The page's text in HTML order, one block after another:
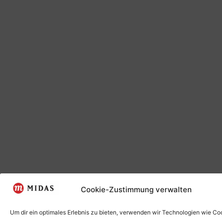
Cookie-Zustimmung verwalten
Um dir ein optimales Erlebnis zu bieten, verwenden wir Technologien wie